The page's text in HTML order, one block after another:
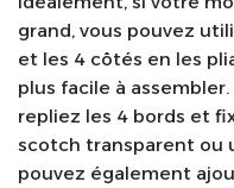
grand, vous pouvez
et les 4 côtés en les
plus facile à
repliez les 4 bords et
scotch transparent ou
pouvez également